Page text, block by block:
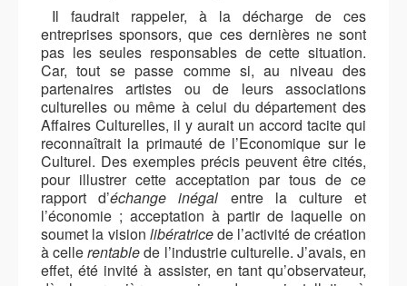
Il faudrait rappeler, à la décharge de ces
entreprises sponsors, que ces dernières ne sont
pas les seules responsables de cette situation.
Car, tout se passe comme si, au niveau des
partenaires artistes ou de leurs associations
culturelles ou même à celui du département des
Affaires Culturelles, il y aurait un accord tacite qui
reconnaîtrait la primauté de l’Economique sur le
Culturel. Des exemples précis peuvent être cités,
pour illustrer cette acceptation par tous de ce
rapport d’échange inégal entre la culture et
l’économie ; acceptation à partir de laquelle on
soumet la vision libératricede l’activité de création
à cellerentablede l’industrie culturelle. J’avais, en
effet, été invité à assister, en tant qu’observateur,